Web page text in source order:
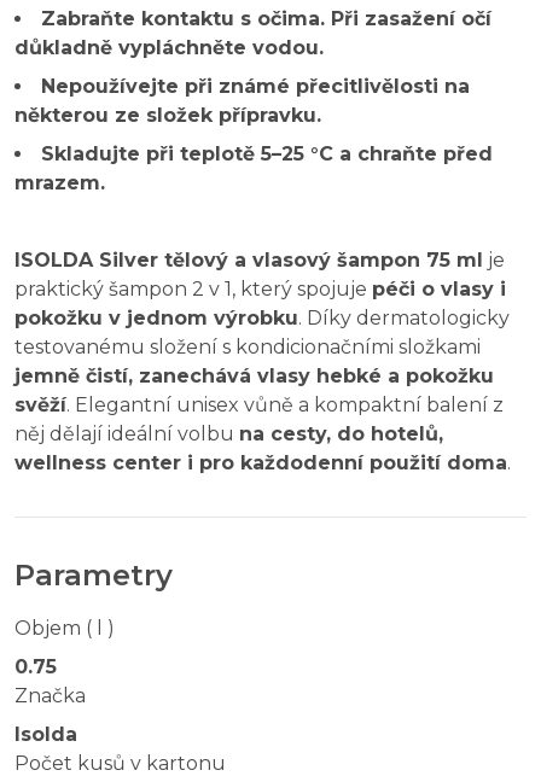
Zabraňte kontaktu s očima. Při zasažení očí
důkladně vypláchněte vodou.
Nepoužívejte při známé přecitlivělosti na
některou ze složek přípravku.
Skladujte při teplotě 5–25 °C a chraňte před
mrazem.
ISOLDA Silver tělový a vlasový šampon 75 ml je
praktický šampon 2 v 1, který spojuje péči o vlasy i
pokožku v jednom výrobku. Díky dermatologicky
testovanému složení s kondicionačními složkami
jemně čistí, zanechává vlasy hebké a pokožku
svěží. Elegantní unisex vůně a kompaktní balení z
něj dělají ideální volbu na cesty, do hotelů,
wellness center i pro každodenní použití doma.
Parametry
Objem ( l )
0.75
Značka
Isolda
Počet kusů v kartonu